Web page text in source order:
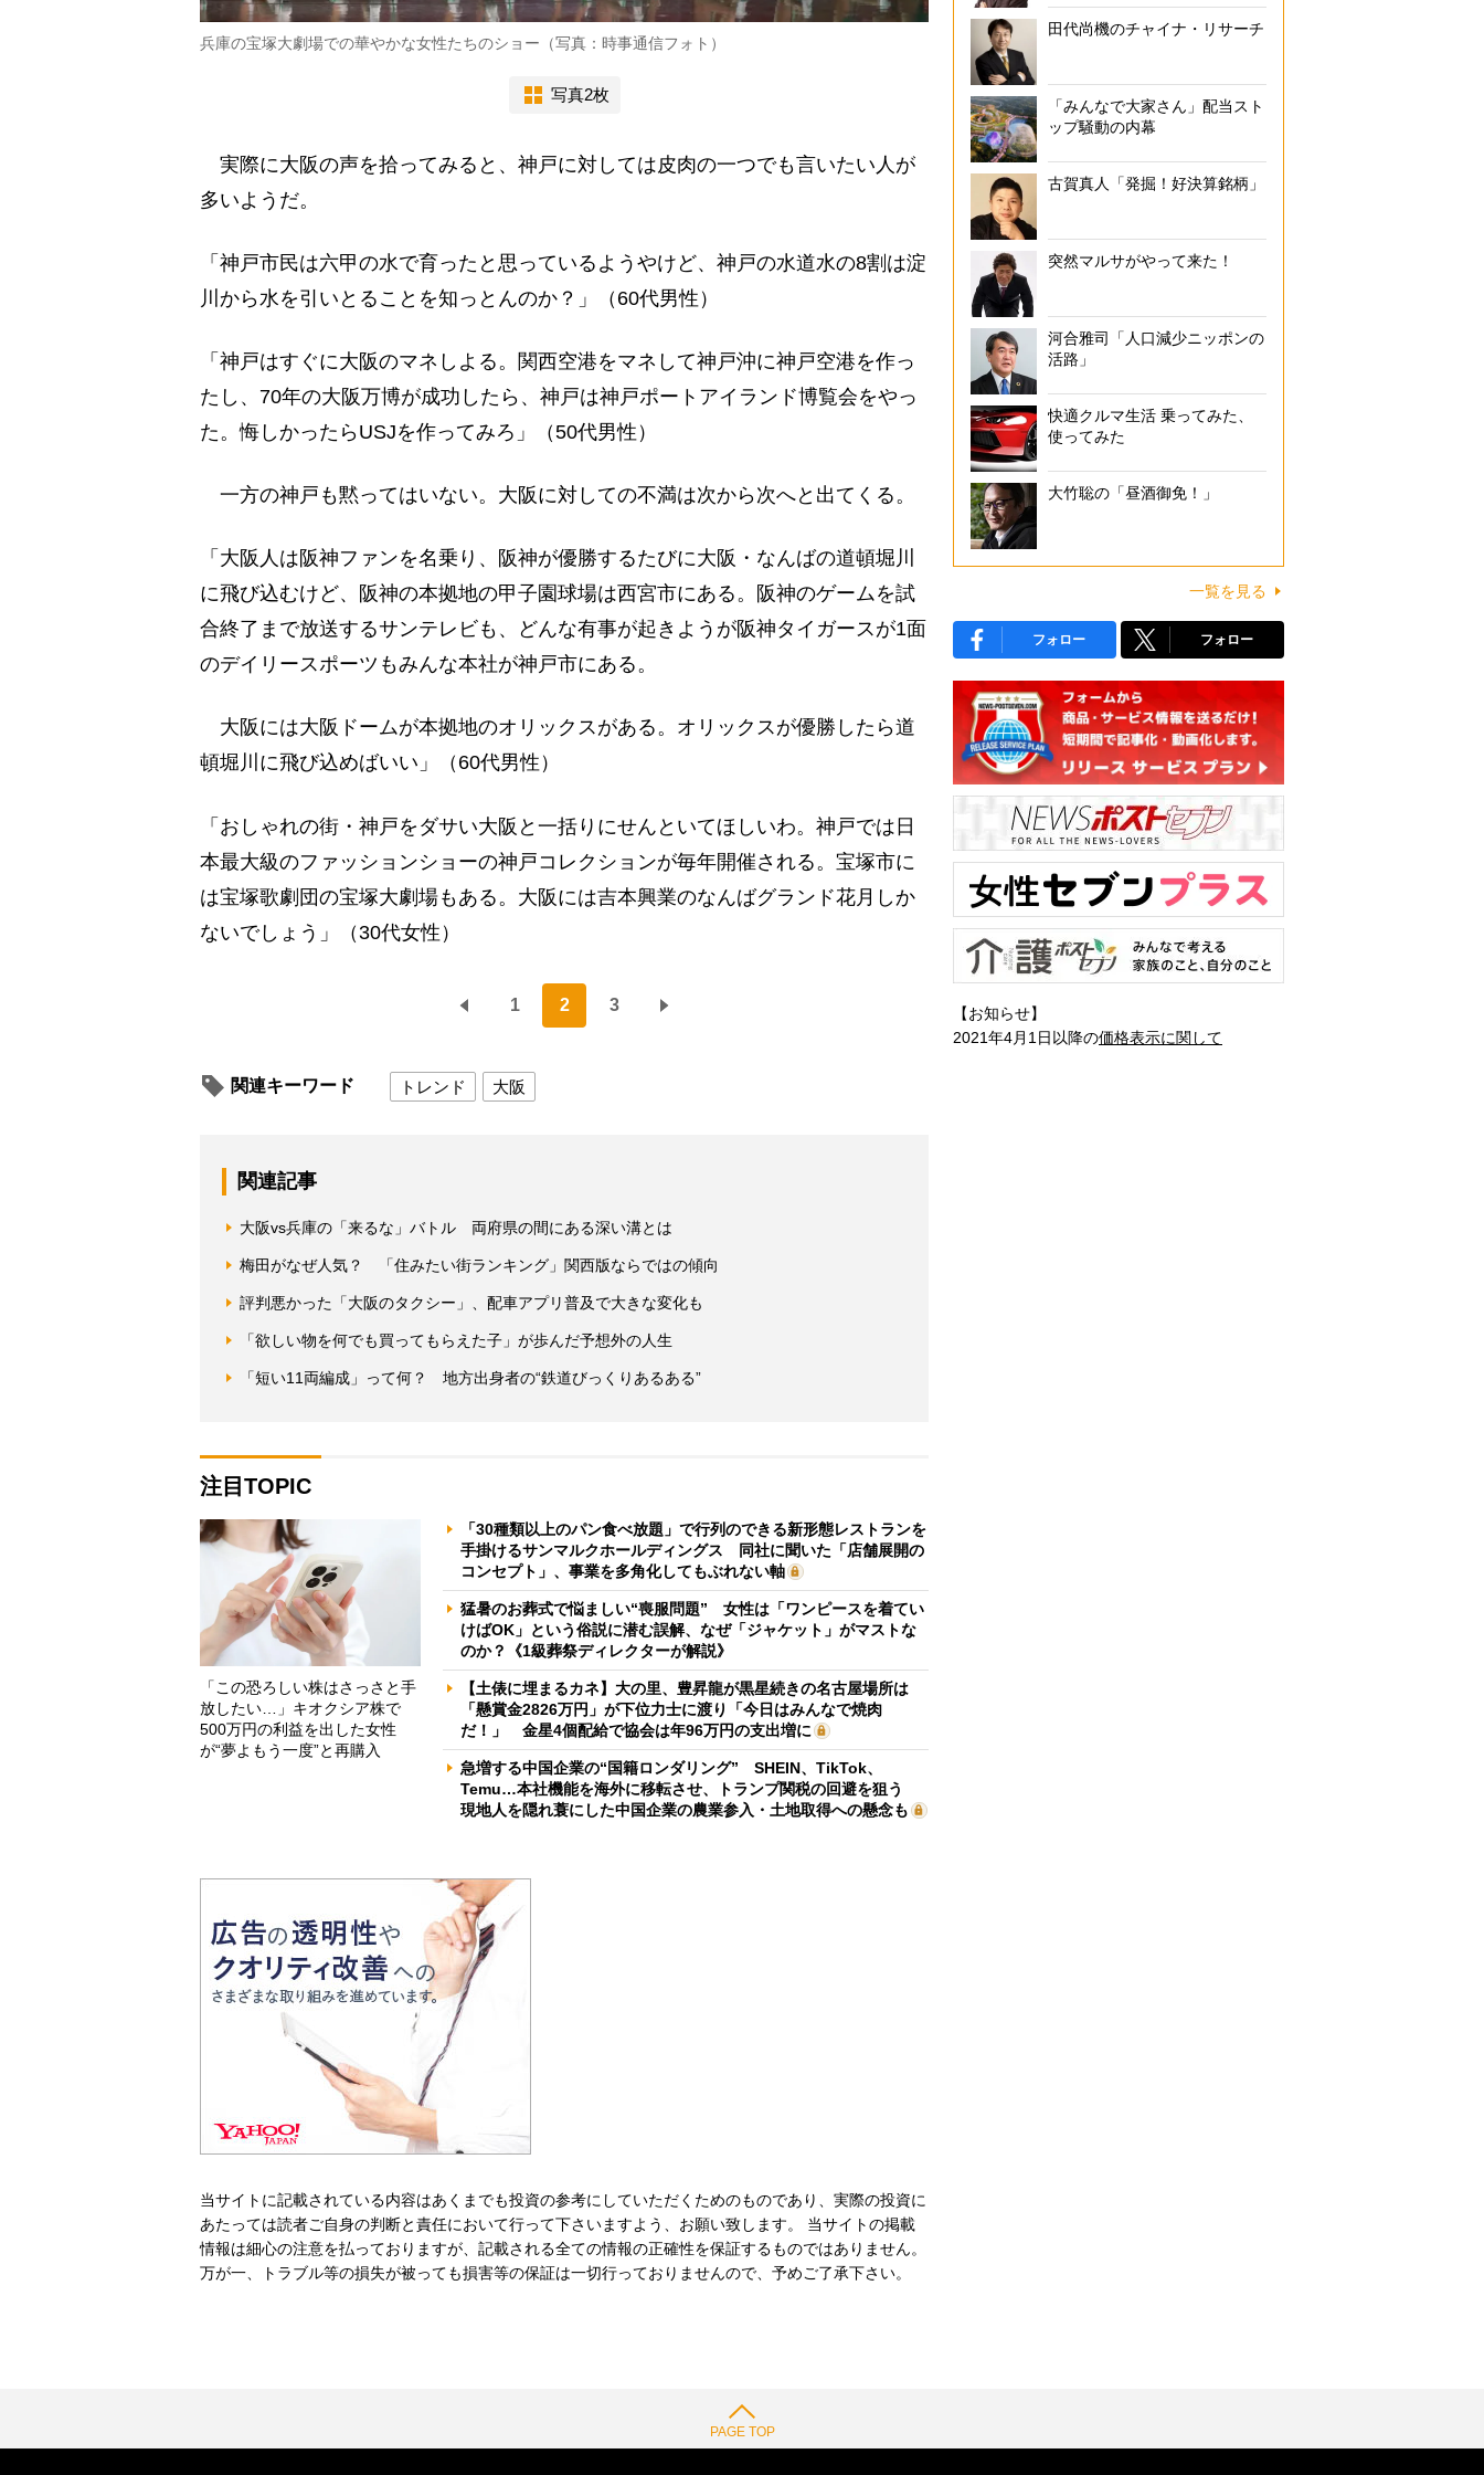
兵庫の宝塚大劇場での華やかな女性たちのショー（写真：時事通信フォト）
写真2枚
実際に大阪の声を拾ってみると、神戸に対しては皮肉の一つでも言いたい人が
多いようだ。
「神戸市民は六甲の水で育ったと思っているようやけど、神戸の水道水の8割は淀
川から水を引いとることを知っとんのか？」（60代男性）
「神戸はすぐに大阪のマネしよる。関西空港をマネして神戸沖に神戸空港を作っ
たし、70年の大阪万博が成功したら、神戸は神戸ポートアイランド博覧会をやっ
た。悔しかったらUSJを作ってみろ」（50代男性）
一方の神戸も黙ってはいない。大阪に対しての不満は次から次へと出てくる。
「大阪人は阪神ファンを名乗り、阪神が優勝するたびに大阪・なんばの道頓堀川
に飛び込むけど、阪神の本拠地の甲子園球場は西宮市にある。阪神のゲームを試
合終了まで放送するサンテレビも、どんな有事が起きようが阪神タイガースが1面
のデイリースポーツもみんな本社が神戸市にある。
大阪には大阪ドームが本拠地のオリックスがある。オリックスが優勝したら道
頓堀川に飛び込めばいい」（60代男性）
「おしゃれの街・神戸をダサい大阪と一括りにせんといてほしいわ。神戸では日
本最大級のファッションショーの神戸コレクションが毎年開催される。宝塚市に
は宝塚歌劇団の宝塚大劇場もある。大阪には吉本興業のなんばグランド花月しか
ないでしょう」（30代女性）
1 2 3
関連キーワード トレンド 大阪
関連記事
大阪vs兵庫の「来るな」バトル 両府県の間にある深い溝とは
梅田がなぜ人気？ 「住みたい街ランキング」関西版ならではの傾向
評判悪かった「大阪のタクシー」、配車アプリ普及で大きな変化も
「欲しい物を何でも買ってもらえた子」が歩んだ予想外の人生
「短い11両編成」って何？ 地方出身者の“鉄道びっくりあるある”
注目TOPIC
「この恐ろしい株はさっさと手
放したい…」キオクシア株で
500万円の利益を出した女性
が“夢よもう一度”と再購入
「30種類以上のパン食べ放題」で行列のできる新形態レストランを
手掛けるサンマルクホールディングス 同社に聞いた「店舗展開の
コンセプト」、事業を多角化してもぶれない軸
猛暑のお葬式で悩ましい“喪服問題” 女性は「ワンピースを着てい
けばOK」という俗説に潜む誤解、なぜ「ジャケット」がマストな
のか？《1級葬祭ディレクターが解説》
【土俵に埋まるカネ】大の里、豊昇龍が黒星続きの名古屋場所は
「懸賞金2826万円」が下位力士に渡り「今日はみんなで焼肉
だ！」 金星4個配給で協会は年96万円の支出増に
急増する中国企業の“国籍ロンダリング” SHEIN、TikTok、
Temu…本社機能を海外に移転させ、トランプ関税の回避を狙う
現地人を隠れ蓑にした中国企業の農業参入・土地取得への懸念も
当サイトに記載されている内容はあくまでも投資の参考にしていただくためのものであり、実際の投資に
あたっては読者ご自身の判断と責任において行って下さいますよう、お願い致します。 当サイトの掲載
情報は細心の注意を払っておりますが、記載される全ての情報の正確性を保証するものではありません。
万が一、トラブル等の損失が被っても損害等の保証は一切行っておりませんので、予めご了承下さい。
田代尚機のチャイナ・リサーチ
「みんなで大家さん」配当スト
ップ騒動の内幕
古賀真人「発掘！好決算銘柄」
突然マルサがやって来た！
河合雅司「人口減少ニッポンの
活路」
快適クルマ生活 乗ってみた、
使ってみた
大竹聡の「昼酒御免！」
一覧を見る
フォロー フォロー
【お知らせ】
2021年4月1日以降の価格表示に関して
PAGE TOP